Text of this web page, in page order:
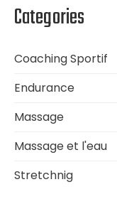
Categories
Coaching Sportif
Endurance
Massage
Massage et l'eau
Stretchnig